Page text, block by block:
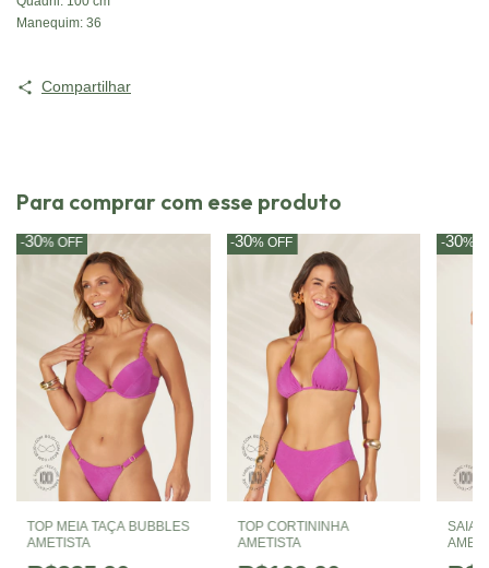
Manequim: 36
Compartilhar
Para comprar com esse produto
TOP MEIA TAÇA BUBBLES
AMETISTA
-30% OFF
TOP CORTININHA
AMETISTA
-30%OFF
SAIA
-30%